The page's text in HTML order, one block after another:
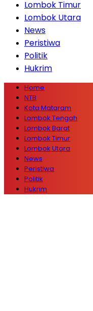
Lombok Timur
Lombok Utara
News
Peristiwa
Politik
Hukrim
Home
NTB
Kota Mataram
Lombok Tengah
Lombok Barat
Lombok Timur
Lombok Utara
News
Peristiwa
Politik
Hukrim